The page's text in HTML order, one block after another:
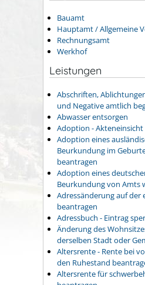
Bauamt
Hauptamt / Allgemeine
Rechnungsamt
Werkhof
Leistungen
Abschriften,
und Negative amtlich
Abwasser entsorgen
Adoption -
Adoption eines
Beurkundung im
beantragen
Adoption eines
Beurkundung von Amts
Adressänderung auf der
beantragen
Adressbuch - Eintrag
Änderung des
derselben Stadt oder
Altersrente - Rente bei
den Ruhestand
Altersrente für